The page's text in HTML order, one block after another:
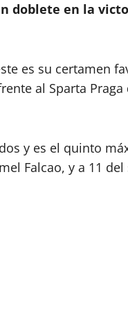
doblete en la
es su certamen
al Sparta
y es el quinto
Falcao, y a 11